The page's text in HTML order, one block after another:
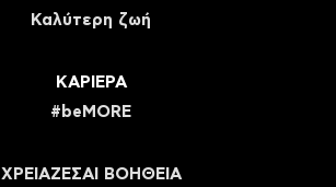
Καλύτερη ζωή
ΚΑΡΙΕΡΑ
#beMORE
ΧΡΕΙΑΖΕΣΑΙ ΒΟΗΘΕΙΑ